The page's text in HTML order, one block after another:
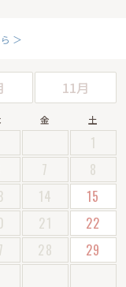
＞
11月
金 土
1
7
8
14
15
21
22
28
29